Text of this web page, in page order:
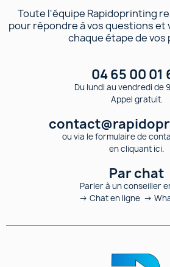
Toute l'équipe Rapidoprinting
pour répondre à vos questions et
chaque étape de vos
04 65 00 01
Du lundi au vendredi de
Appel gratuit.
ou via le formulaire de
en cliquant ici.
Par chat
Parler à un conseiller
→ Chat en ligne →